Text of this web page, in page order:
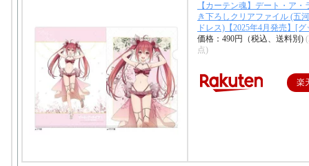
【カーテン魂】デート・ア・
き下ろしクリアファイル (五
ドレス)【2025年4月発売】[
価格：490円（税込、送料別)
点)
楽